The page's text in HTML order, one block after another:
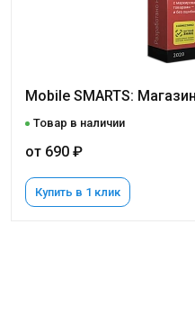
Mobile SMARTS:
Товар в наличии
от 690 ₽
Купить в 1 клик